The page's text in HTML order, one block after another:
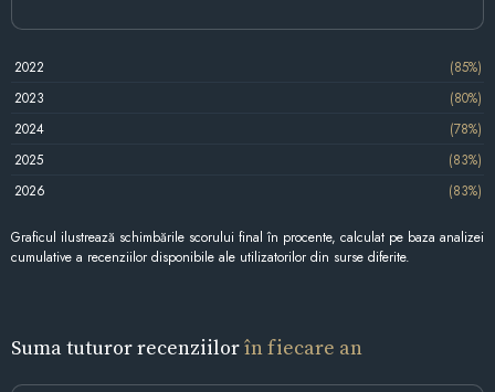
2022
(85%)
2023
(80%)
2024
(78%)
2025
(83%)
2026
(83%)
Graficul ilustrează schimbările scorului final în procente, calculat pe baza analizei
cumulative a recenziilor disponibile ale utilizatorilor din surse diferite.
Suma tuturor recenziilorîn fiecare an